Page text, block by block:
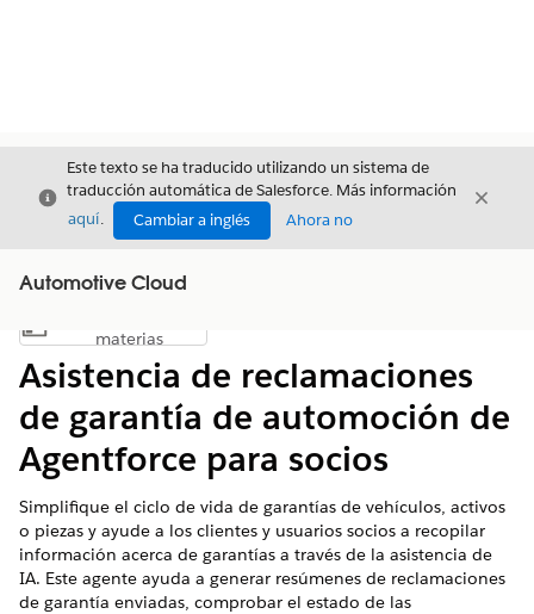
Cerrar
Este texto se ha traducido utilizando un sistema de
traducción automática de Salesforce. Más información
aquí. Cambiar a inglés Ahora no
Cerrar
Automotive Cloud
Mostrar índice de materias
materias
Asistencia de reclamaciones
de garantía de automoción de
Agentforce para socios
Simplifique el ciclo de vida de garantías de vehículos, activos
o piezas y ayude a los clientes y usuarios socios a recopilar
información acerca de garantías a través de la asistencia de
IA. Este agente ayuda a generar resúmenes de reclamaciones
de garantía enviadas, comprobar el estado de las